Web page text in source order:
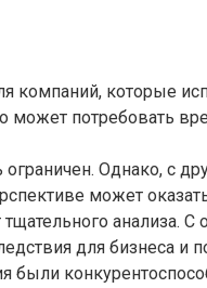
компаний, которые
может потребовать
Однако, с
может
анализа.
для бизнеса и
были